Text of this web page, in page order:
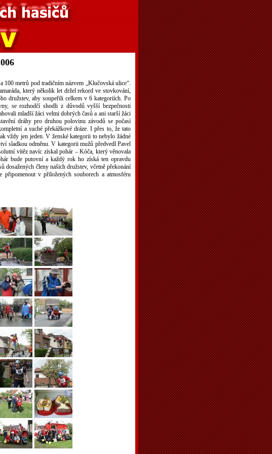
100 metrů pod tradičním názvem „Klučovská ulice“.
který několik let držel rekord ve stovkování,
družstev, aby soupeřili celkem v 6 kategoriích. Po
se rozhodčí shodli z důvodů vyšší bezpečnosti
mladší žáci velmi dobrých časů a ani starší žáci
dráhy pro druhou polovinu závodů se počasí
a suché překážkové dráze. I přes to, že tato
vždy jen jeden. V ženské kategorii to nebylo žádné
sladkou odměnu. V kategorii mužů předvedl Pavel
vítěz navíc získal pohár – Kóča, který věnovala
bude putovní a každý rok ho získá ten opravdu
členy našich družstev, včetně překonání
v přiložených souborech a atmosféru